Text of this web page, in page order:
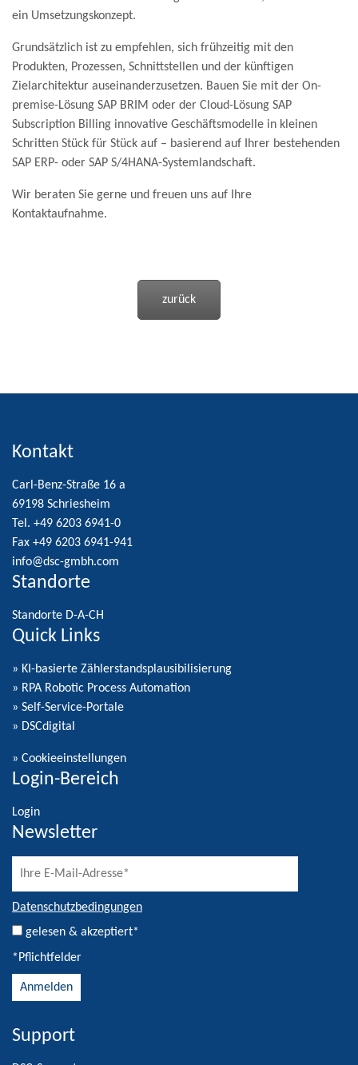
ein Umsetzungskonzept.
Grundsätzlich ist zu empfehlen, sich frühzeitig mit den
Produkten, Prozessen, Schnittstellen und der künftigen
Zielarchitektur auseinanderzusetzen. Bauen Sie mit der On-
premise-Lösung SAP BRIM oder der Cloud-Lösung SAP
Subscription Billing innovative Geschäftsmodelle in kleinen
Schritten Stück für Stück auf – basierend auf Ihrer bestehenden
SAP ERP- oder SAP S/4HANA-Systemlandschaft.
Wir beraten Sie gerne und freuen uns auf Ihre
Kontaktaufnahme.
zurück
Kontakt
Carl-Benz-Straße 16 a
69198 Schriesheim
Tel. +49 6203 6941-0
Fax +49 6203 6941-941
info@dsc-gmbh.com
Standorte
Standorte D-A-CH
Quick Links
» KI-basierte Zählerstandsplausibilisierung
» RPA Robotic Process Automation
» Self-Service-Portale
» DSCdigital
» Cookieeinstellungen
Login-Bereich
Login
Newsletter
Datenschutzbedingungen
gelesen & akzeptiert*
*Pflichtfelder
Alternative:
Support